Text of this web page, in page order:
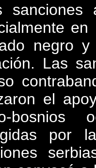
sanciones
negro
Las
el
bosnios
por